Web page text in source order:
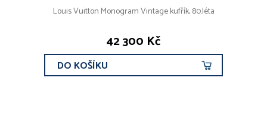
Louis Vuitton Monogram Vintage kufřík, 80.léta
42 300 Kč
DO KOŠÍKU